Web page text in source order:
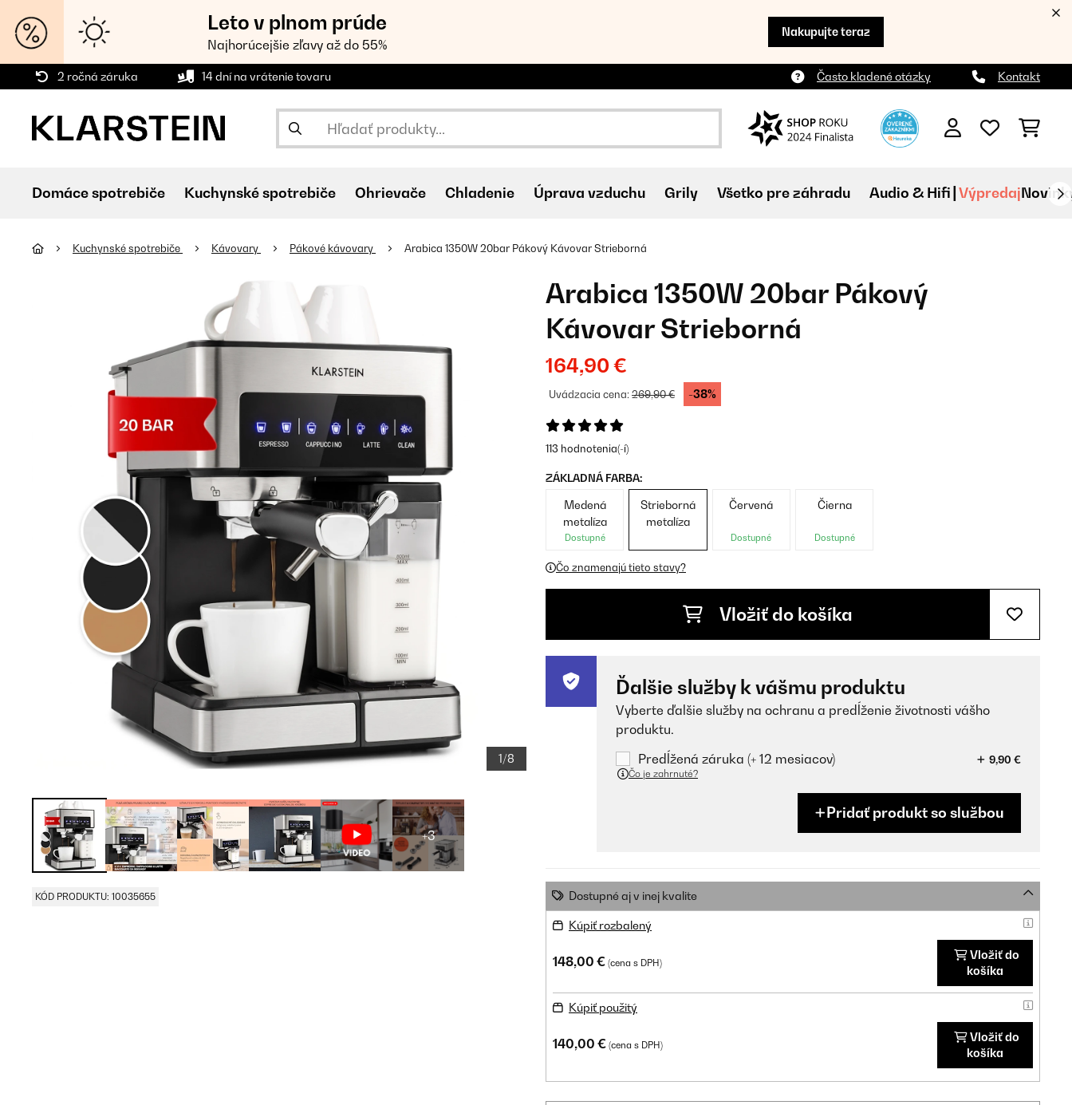
Leto v plnom prúde
Najhorúcejšie zľavy až do 55%
Nakupujte teraz
2 ročná záruka 14 dní na vrátenie tovaru Často kladené otázky Kontakt
Domáce spotrebiče Kuchynské spotrebiče Ohrievače Chladenie Úprava vzduchu Grily Všetko pre záhradu Audio & Hifi Výpredaj
Kuchynské spotrebiče Kávovary Pákové kávovary Arabica 1350W 20bar Pákový Kávovar Strieborná
1/8
+3
KÓD PRODUKTU: 10035655
Arabica 1350W 20bar Pákový
Kávovar Strieborná
164,90 €
Uvádzacia cena:269,90 € -38%
113 hodnotenia(-í)
ZÁKLADNÁ FARBA:
Medená
metalíza
Dostupné
Strieborná
metalíza
Červená
Dostupné
Čierna
Dostupné
Čo znamenajú tieto stavy?
Vložiť do košíka
Ďalšie služby k vášmu produktu
Vyberte ďalšie služby na ochranu a predĺženie životnosti vášho
produktu.
Predĺžená záruka (+ 12 mesiacov)
9,90 €
Čo je zahrnuté?
Pridať produkt so službou
Dostupné aj v inej kvalite
Kúpiť rozbalený
148,00 € (cena s DPH)
Vložiť do
košíka
Kúpiť použitý
140,00 € (cena s DPH)
Vložiť do
košíka